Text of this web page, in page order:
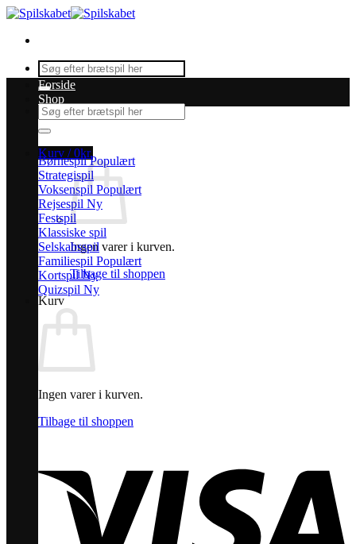
Fortsæt
indhold
Søg
efter:
Søg
efter:
Kurv /0kr.
Ingen varer i kurven.
Tilbage til shoppen
Kurv
Ingen varer i kurven.
Tilbage til shoppen
Forside
Shop
Børnespil
Strategispil
Voksenspil
Rejsespil
Festspil
Klassiske spil
Selskabsspil
Familiespil
Kortspil
Quizspil